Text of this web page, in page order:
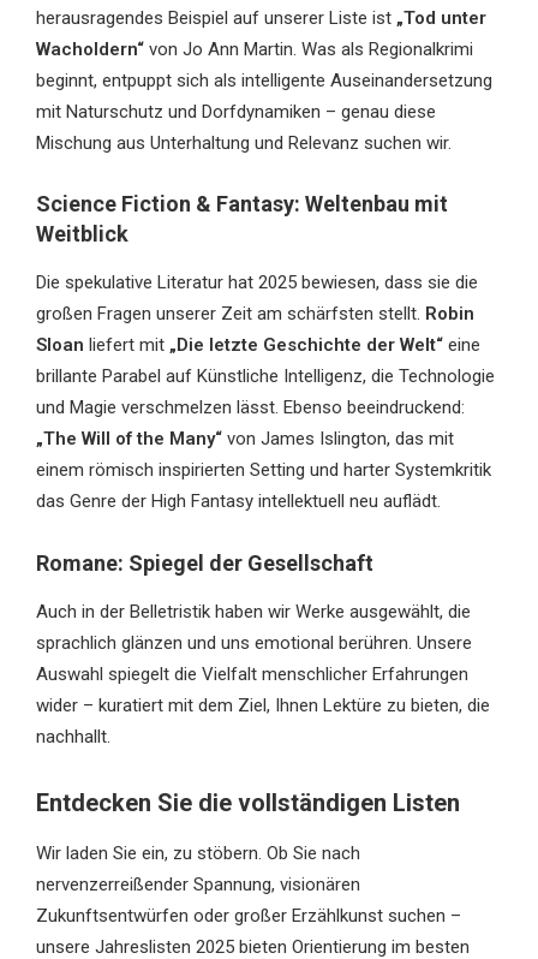
herausragendes Beispiel auf unserer Liste ist „Tod unter
Wacholdern“von Jo Ann Martin. Was als Regionalkrimi
beginnt, entpuppt sich als intelligente Auseinandersetzung
mit Naturschutz und Dorfdynamiken – genau diese
Mischung aus Unterhaltung und Relevanz suchen wir.
Science Fiction & Fantasy: Weltenbau mit
Weitblick
Die spekulative Literatur hat 2025 bewiesen, dass sie die
großen Fragen unserer Zeit am schärfsten stellt. Robin
Sloan liefert mit „Die letzte Geschichte der Welt“eine
brillante Parabel auf Künstliche Intelligenz, die Technologie
und Magie verschmelzen lässt. Ebenso beeindruckend:
„The Will of the Many“von James Islington, das mit
einem römisch inspirierten Setting und harter Systemkritik
das Genre der High Fantasy intellektuell neu auflädt.
Romane: Spiegel der Gesellschaft
Auch in der Belletristik haben wir Werke ausgewählt, die
sprachlich glänzen und uns emotional berühren. Unsere
Auswahl spiegelt die Vielfalt menschlicher Erfahrungen
wider – kuratiert mit dem Ziel, Ihnen Lektüre zu bieten, die
nachhallt.
Entdecken Sie die vollständigen Listen
Wir laden Sie ein, zu stöbern. Ob Sie nach
nervenzerreißender Spannung, visionären
Zukunftsentwürfen oder großer Erzählkunst suchen –
unsere Jahreslisten 2025 bieten Orientierung im besten